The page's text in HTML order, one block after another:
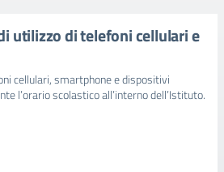
utilizzo di telefoni cellulari e
cellulari, smartphone e dispositivi
l’orario scolastico all’interno dell’Istituto.